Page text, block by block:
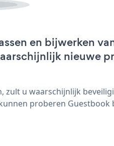
en bijwerken
nieuwe
zult u waarschijnlijk
proberen Guestbook